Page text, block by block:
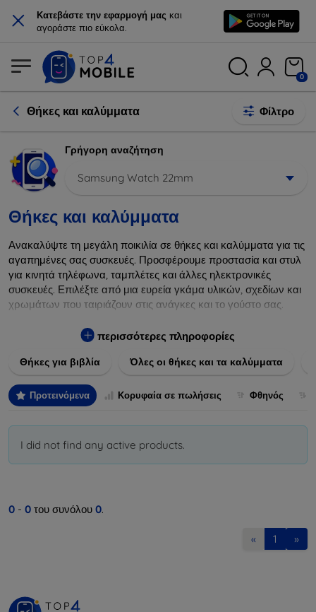
× Κατεβάστε την εφαρμογή μας και
αγοράστε πιο εύκολα.
0
Θήκες και καλύμματα Φίλτρο
Γρήγορη αναζήτηση
Samsung Watch 22mm
Θήκες και καλύμματα
Ανακαλύψτε τη μεγάλη ποικιλία σε θήκες και καλύμματα για τις
αγαπημένες σας συσκευές. Προσφέρουμε προστασία και στυλ
για κινητά τηλέφωνα, ταμπλέτες και άλλες ηλεκτρονικές
συσκευές. Επιλέξτε από μια ευρεία γκάμα υλικών, σχεδίων και
χρωμάτων που ταιριάζουν στις ανάγκες και το γούστο σας.
πτώσεις και άλλες φθορές, ενώ παράλληλα δίνετε ένα
και τη διάρκεια ζωής των συσκευών σας με τις κορυφαίες
περισσότερες πληροφορίες
Θήκες για βιβλία Όλες οι θήκες και τα καλύμματα
Προτεινόμενα Κορυφαία σε πωλήσεις Φθηνός
I did not find any active products.
0 - 0 του συνόλου 0.
« 1 »